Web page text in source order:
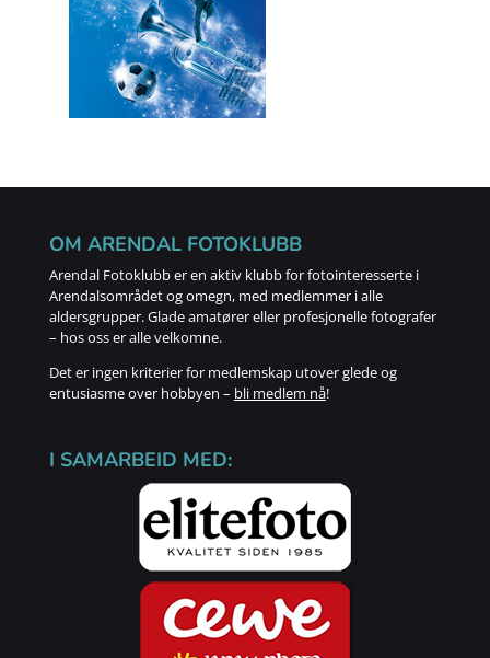
OM ARENDAL FOTOKLUBB
Arendal Fotoklubb er en aktiv klubb for fotointeresserte i
Arendalsområdet og omegn, med medlemmer i alle
aldersgrupper. Glade amatører eller profesjonelle fotografer
– hos oss er alle velkomne.
Det er ingen kriterier for medlemskap utover glede og
entusiasme over hobbyen – bli medlem nå!
I SAMARBEID MED: